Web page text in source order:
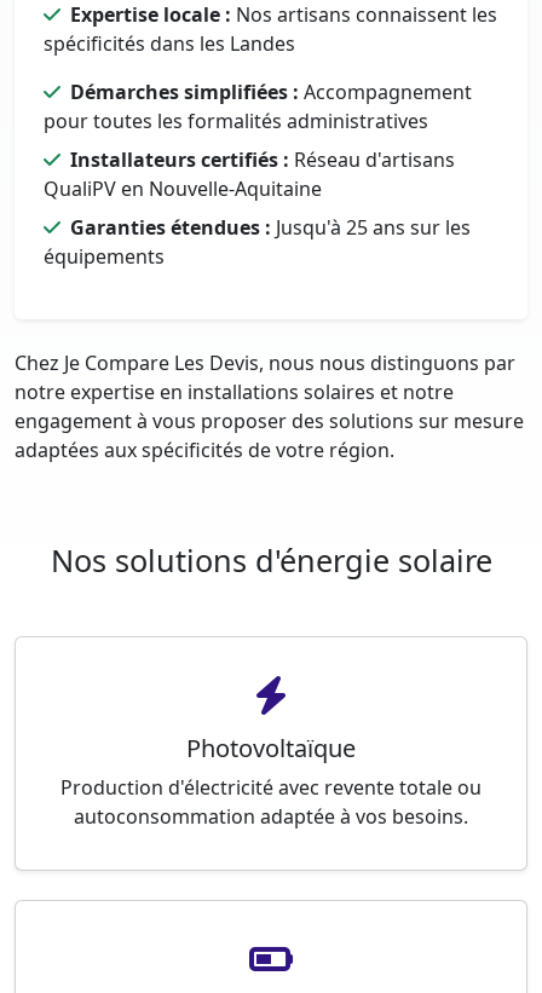
Expertise locale : Nos artisans connaissent les
spécificités dans les Landes
Démarches simplifiées : Accompagnement
pour toutes les formalités administratives
Installateurs certifiés : Réseau d'artisans
QualiPV en Nouvelle-Aquitaine
Garanties étendues : Jusqu'à 25 ans sur les
équipements
Chez Je Compare Les Devis, nous nous distinguons par
notre expertise en installations solaires et notre
engagement à vous proposer des solutions sur mesure
adaptées aux spécificités de votre région.
Nos solutions d'énergie solaire
Photovoltaïque
Production d'électricité avec revente totale ou
autoconsommation adaptée à vos besoins.